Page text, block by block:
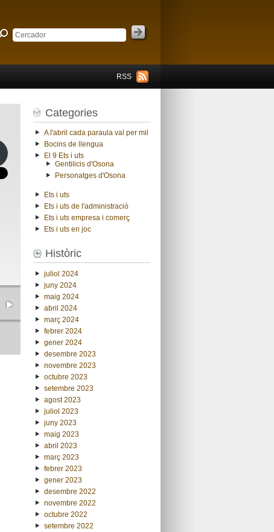
RSS
Categories
A l'abril cada paraula val per mil
Bocins de llengua
El 9 Ets i uts
Gentilicis d'Osona
Personatges d'Osona
Ets i uts
Ets i uts de l'administració
Ets i uts empresa i comerç
Ets i uts en joc
Històric
juliol 2024
juny 2024
maig 2024
abril 2024
març 2024
febrer 2024
gener 2024
desembre 2023
novembre 2023
octubre 2023
setembre 2023
agost 2023
juliol 2023
juny 2023
maig 2023
abril 2023
març 2023
febrer 2023
gener 2023
desembre 2022
novembre 2022
octubre 2022
setembre 2022